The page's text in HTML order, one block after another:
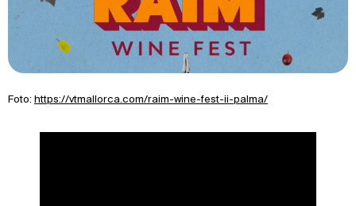
Foto: https://vtmallorca.com/raim-wine-fest-ii-palma/